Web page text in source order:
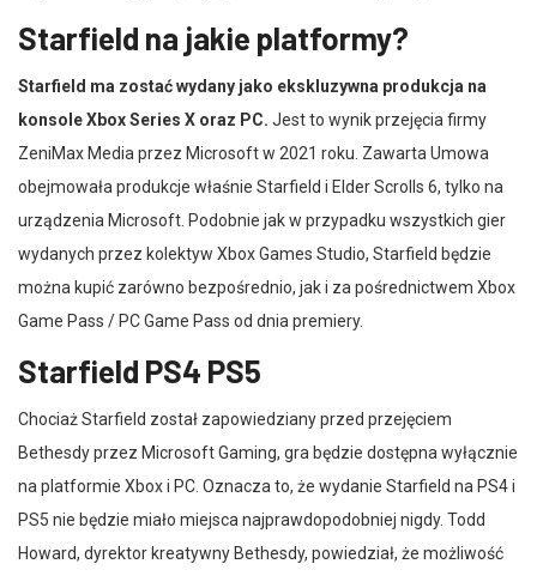
Starfield na jakie platformy?
Starfield ma zostać wydany jako ekskluzywna produkcja na
konsole Xbox Series X oraz PC. Jest to wynik przejęcia firmy
ZeniMax Media przez Microsoft w 2021 roku. Zawarta Umowa
obejmowała produkcje właśnie Starfield i Elder Scrolls 6, tylko na
urządzenia Microsoft. Podobnie jak w przypadku wszystkich gier
wydanych przez kolektyw Xbox Games Studio, Starfield będzie
można kupić zarówno bezpośrednio, jak i za pośrednictwem Xbox
Game Pass / PC Game Pass od dnia premiery.
Starfield PS4 PS5
Chociaż Starfield został zapowiedziany przed przejęciem
Bethesdy przez Microsoft Gaming, gra będzie dostępna wyłącznie
na platformie Xbox i PC. Oznacza to, że wydanie Starfield na PS4 i
PS5 nie będzie miało miejsca najprawdopodobniej nigdy. Todd
Howard, dyrektor kreatywny Bethesdy, powiedział, że możliwość